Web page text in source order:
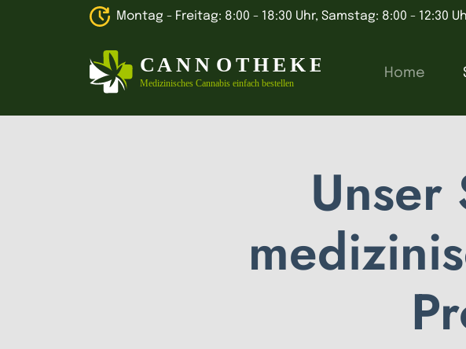
Montag - Freitag: 8:00 - 18:30 Uhr, Samstag: 8:00 - 12:30
Home
Unser